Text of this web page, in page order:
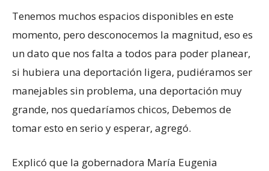
Tenemos muchos espacios disponibles en este
momento, pero desconocemos la magnitud, eso es
un dato que nos falta a todos para poder planear,
si hubiera una deportación ligera, pudiéramos ser
manejables sin problema, una deportación muy
grande, nos quedaríamos chicos, Debemos de
tomar esto en serio y esperar, agregó.
Explicó que la gobernadora María Eugenia